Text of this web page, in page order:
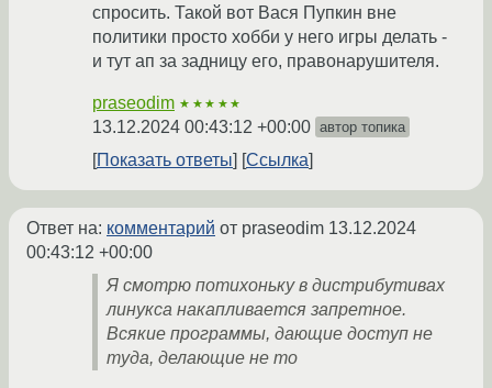
спросить. Такой вот Вася Пупкин вне
политики просто хобби у него игры делать -
и тут ап за задницу его, правонарушителя.
praseodim ★★★★★
13.12.2024 00:43:12 +00:00 автор топика
Показать ответы Ссылка
Ответ на: комментарий от praseodim 13.12.2024
00:43:12 +00:00
Я смотрю потихоньку в дистрибутивах
линукса накапливается запретное.
Всякие программы, дающие доступ не
туда, делающие не то